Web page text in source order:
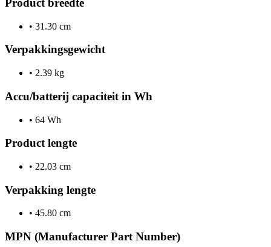
Product breedte
• 31.30 cm
Verpakkingsgewicht
• 2.39 kg
Accu/batterij capaciteit in Wh
• 64 Wh
Product lengte
• 22.03 cm
Verpakking lengte
• 45.80 cm
MPN (Manufacturer Part Number)